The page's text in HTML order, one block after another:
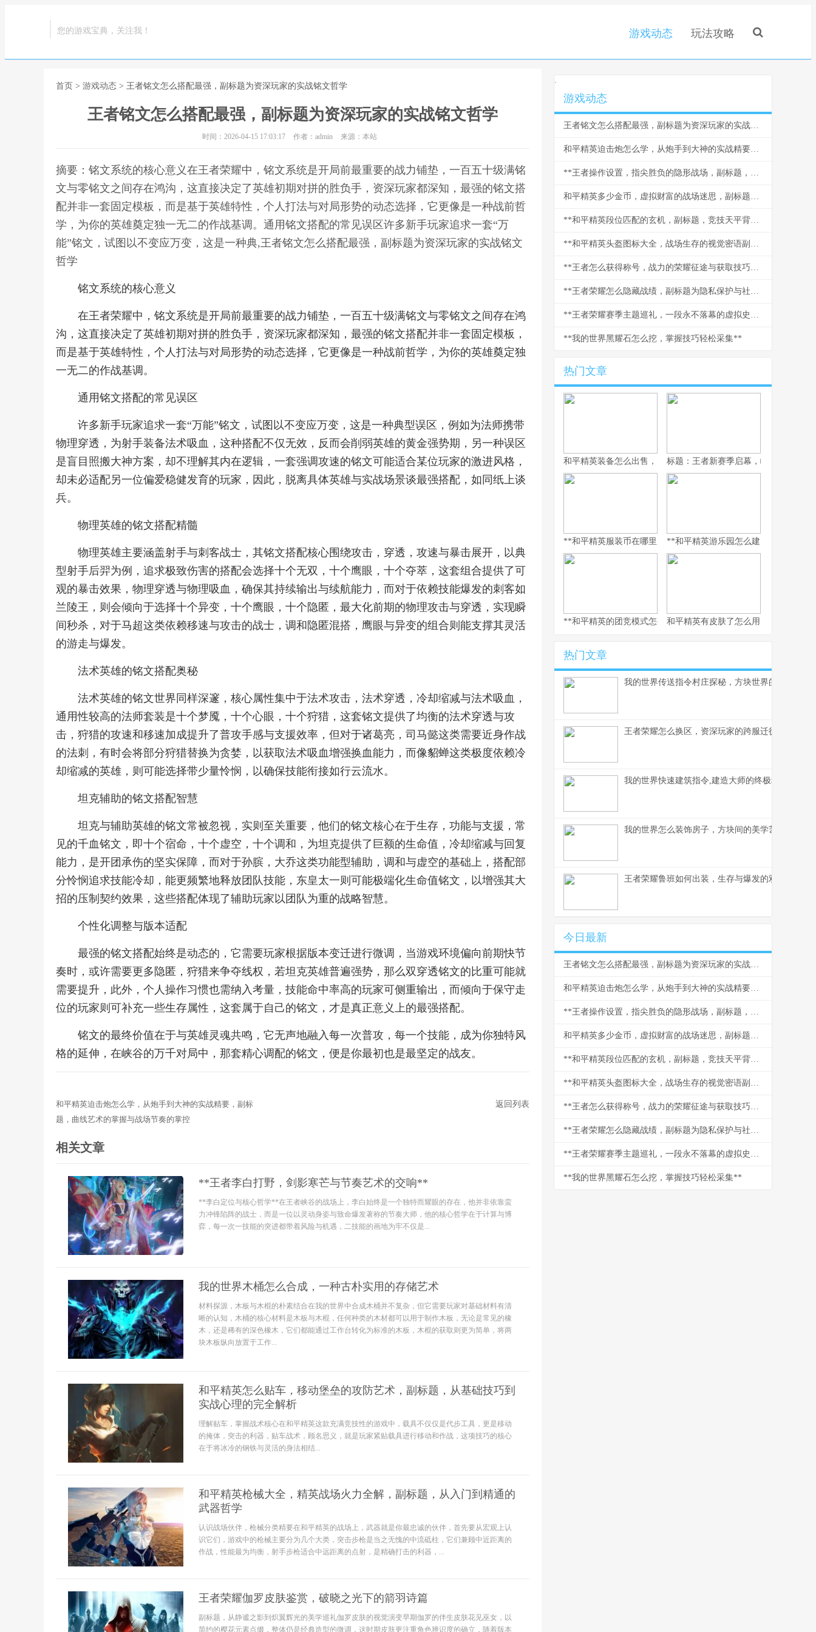
您的游戏宝典，关注我！ 游戏动态 玩法攻略
首页 > 游戏动态 > 王者铭文怎么搭配最强，副标题为资深玩家的实战铭文哲学
王者铭文怎么搭配最强，副标题为资深玩家的实战铭文哲学
时间：2026-04-15 17:03:17 作者：admin 来源：本站
摘要：铭文系统的核心意义在王者荣耀中，铭文系统是开局前最重要的战力铺垫，一百五十级满铭
文与零铭文之间存在鸿沟，这直接决定了英雄初期对拼的胜负手，资深玩家都深知，最强的铭文搭
配并非一套固定模板，而是基于英雄特性，个人打法与对局形势的动态选择，它更像是一种战前哲
学，为你的英雄奠定独一无二的作战基调。通用铭文搭配的常见误区许多新手玩家追求一套“万
能”铭文，试图以不变应万变，这是一种典,王者铭文怎么搭配最强，副标题为资深玩家的实战铭文
哲学
铭文系统的核心意义
在王者荣耀中，铭文系统是开局前最重要的战力铺垫，一百五十级满铭文与零铭文之间存在鸿
沟，这直接决定了英雄初期对拼的胜负手，资深玩家都深知，最强的铭文搭配并非一套固定模板，
而是基于英雄特性，个人打法与对局形势的动态选择，它更像是一种战前哲学，为你的英雄奠定独
一无二的作战基调。
通用铭文搭配的常见误区
许多新手玩家追求一套“万能”铭文，试图以不变应万变，这是一种典型误区，例如为法师携带
物理穿透，为射手装备法术吸血，这种搭配不仅无效，反而会削弱英雄的黄金强势期，另一种误区
是盲目照搬大神方案，却不理解其内在逻辑，一套强调攻速的铭文可能适合某位玩家的激进风格，
却未必适配另一位偏爱稳健发育的玩家，因此，脱离具体英雄与实战场景谈最强搭配，如同纸上谈
兵。
物理英雄的铭文搭配精髓
物理英雄主要涵盖射手与刺客战士，其铭文搭配核心围绕攻击，穿透，攻速与暴击展开，以典
型射手后羿为例，追求极致伤害的搭配会选择十个无双，十个鹰眼，十个夺萃，这套组合提供了可
观的暴击效果，物理穿透与物理吸血，确保其持续输出与续航能力，而对于依赖技能爆发的刺客如
兰陵王，则会倾向于选择十个异变，十个鹰眼，十个隐匿，最大化前期的物理攻击与穿透，实现瞬
间秒杀，对于马超这类依赖移速与攻击的战士，调和隐匿混搭，鹰眼与异变的组合则能支撑其灵活
的游走与爆发。
法术英雄的铭文搭配奥秘
法术英雄的铭文世界同样深邃，核心属性集中于法术攻击，法术穿透，冷却缩减与法术吸血，
通用性较高的法师套装是十个梦魇，十个心眼，十个狩猎，这套铭文提供了均衡的法术穿透与攻
击，狩猎的攻速和移速加成提升了普攻手感与支援效率，但对于诸葛亮，司马懿这类需要近身作战
的法刺，有时会将部分狩猎替换为贪婪，以获取法术吸血增强换血能力，而像貂蝉这类极度依赖冷
却缩减的英雄，则可能选择带少量怜悯，以确保技能衔接如行云流水。
坦克辅助的铭文搭配智慧
坦克与辅助英雄的铭文常被忽视，实则至关重要，他们的铭文核心在于生存，功能与支援，常
见的千血铭文，即十个宿命，十个虚空，十个调和，为坦克提供了巨额的生命值，冷却缩减与回复
能力，是开团承伤的坚实保障，而对于孙膑，大乔这类功能型辅助，调和与虚空的基础上，搭配部
分怜悯追求技能冷却，能更频繁地释放团队技能，东皇太一则可能极端化生命值铭文，以增强其大
招的压制契约效果，这些搭配体现了辅助玩家以团队为重的战略智慧。
个性化调整与版本适配
最强的铭文搭配始终是动态的，它需要玩家根据版本变迁进行微调，当游戏环境偏向前期快节
奏时，或许需要更多隐匿，狩猎来争夺线权，若坦克英雄普遍强势，那么双穿透铭文的比重可能就
需要提升，此外，个人操作习惯也需纳入考量，技能命中率高的玩家可侧重输出，而倾向于保守走
位的玩家则可补充一些生存属性，这套属于自己的铭文，才是真正意义上的最强搭配。
铭文的最终价值在于与英雄灵魂共鸣，它无声地融入每一次普攻，每一个技能，成为你独特风
格的延伸，在峡谷的万千对局中，那套精心调配的铭文，便是你最初也是最坚定的战友。
和平精英迫击炮怎么学，从炮手到大神的实战精要，副标
题，曲线艺术的掌握与战场节奏的掌控
返回列表
相关文章
**王者李白打野，剑影寒芒与节奏艺术的交响**
**李白定位与核心哲学**在王者峡谷的战场上，李白始终是一个独特而耀眼的存在，他并非依靠蛮
力冲锋陷阵的战士，而是一位以灵动身姿与致命爆发著称的节奏大师，他的核心哲学在于计算与博
弈，每一次一技能的突进都带着风险与机遇，二技能的画地为牢不仅是...
我的世界木桶怎么合成，一种古朴实用的存储艺术
材料探源，木板与木棍的朴素结合在我的世界中合成木桶并不复杂，但它需要玩家对基础材料有清
晰的认知，木桶的核心材料是木板与木棍，任何种类的木材都可以用于制作木板，无论是常见的橡
木，还是稀有的深色橡木，它们都能通过工作台转化为标准的木板，木棍的获取则更为简单，将两
块木板纵向放置于工作...
和平精英怎么贴车，移动堡垒的攻防艺术，副标题，从基础技巧到
实战心理的完全解析
理解贴车，掌握战术核心在和平精英这款充满竞技性的游戏中，载具不仅仅是代步工具，更是移动
的掩体，突击的利器，贴车战术，顾名思义，就是玩家紧贴载具进行移动和作战，这项技巧的核心
在于将冰冷的钢铁与灵活的身法相结...
和平精英枪械大全，精英战场火力全解，副标题，从入门到精通的
武器哲学
认识战场伙伴，枪械分类精要在和平精英的战场上，武器就是你最忠诚的伙伴，首先要从宏观上认
识它们，游戏中的枪械主要分为几个大类，突击步枪是当之无愧的中流砥柱，它们兼顾中近距离的
作战，性能最为均衡，射手步枪适合中远距离的点射，是精确打击的利器，...
王者荣耀伽罗皮肤鉴赏，破晓之光下的箭羽诗篇
副标题，从静谧之影到炽翼辉光的美学巡礼伽罗皮肤的视觉演变早期伽罗的伴生皮肤花见巫女，以
简约的樱花元素点缀，整体仍是经典造型的微调，这时期皮肤更注重角色辨识度的确立，随着版本
.
游戏动态
王者铭文怎么搭配最强，副标题为资深玩家的实战铭文哲学
和平精英迫击炮怎么学，从炮手到大神的实战精要，副标题，曲线艺术的掌握与战场节奏的掌控
**王者操作设置，指尖胜负的隐形战场，副标题，从微操到战略的进阶之路**
和平精英多少金币，虚拟财富的战场迷思，副标题，金币价值的深层反思
**和平精英段位匹配的玄机，副标题，竞技天平背后的博弈**
**和平精英头盔图标大全，战场生存的视觉密语副标题**
**王者怎么获得称号，战力的荣耀征途与获取技巧详解**
**王者荣耀怎么隐藏战绩，副标题为隐私保护与社交博弈的艺术**
**王者荣耀赛季主题巡礼，一段永不落幕的虚拟史诗**
**我的世界黑耀石怎么挖，掌握技巧轻松采集**
热门文章
和平精英装备怎么出售，资深玩家的交易谋略副标题，虚拟战场的
标题：王者新赛季启幕，峡谷变革与玩
**和平精英服装币在哪里用，老兵的时尚购物指南，副标题，揭秘
**和平精英游乐园怎么建：从虚拟战场
**和平精英的团竞模式怎么换枪，副标题为短兵相接的武器博弈智
和平精英有皮肤了怎么用，从仓库到战
热门文章
我的世界传送指令村庄探秘，方块世界的瞬间移
王者荣耀怎么换区，资深玩家的跨服迁徙指南，副
我的世界快速建筑指令,建造大师的终极秘诀,副标
我的世界怎么装饰房子，方块间的美学艺术
王者荣耀鲁班如何出装，生存与爆发的双重艺术，
今日最新
王者铭文怎么搭配最强，副标题为资深玩家的实战铭文哲学
和平精英迫击炮怎么学，从炮手到大神的实战精要，副标题，曲线艺术的掌握与战场节奏的掌控
**王者操作设置，指尖胜负的隐形战场，副标题，从微操到战略的进阶之路**
和平精英多少金币，虚拟财富的战场迷思，副标题，金币价值的深层反思
**和平精英段位匹配的玄机，副标题，竞技天平背后的博弈**
**和平精英头盔图标大全，战场生存的视觉密语副标题**
**王者怎么获得称号，战力的荣耀征途与获取技巧详解**
**王者荣耀怎么隐藏战绩，副标题为隐私保护与社交博弈的艺术**
**王者荣耀赛季主题巡礼，一段永不落幕的虚拟史诗**
**我的世界黑耀石怎么挖，掌握技巧轻松采集**